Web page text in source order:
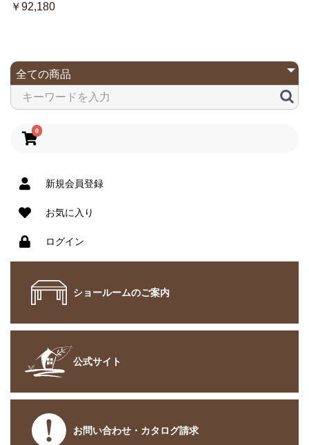
0
新規会員登録
お気に入り
ログイン
ショールームのご案内
公式サイト
お問い合わせ・カタログ請求
￥92,180